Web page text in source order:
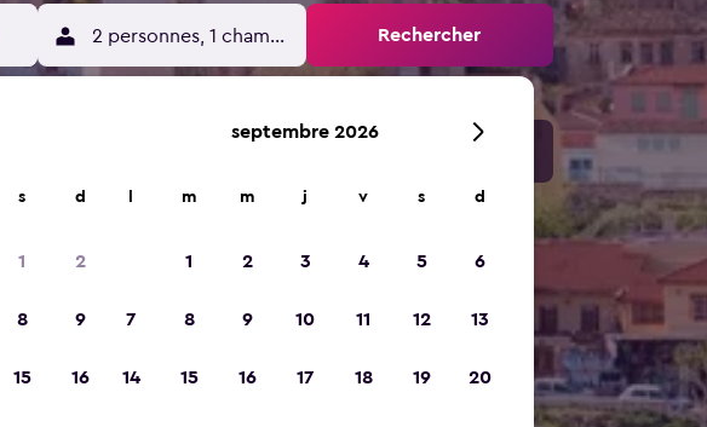
2 personnes, 1 chambre Rechercher
s d
1 2
8 9
15 16
septembre 2026
m m j v s d
1 2 3 4 5 6
7 8 9 10 11 12 13
14 15 16 17 18 19 20